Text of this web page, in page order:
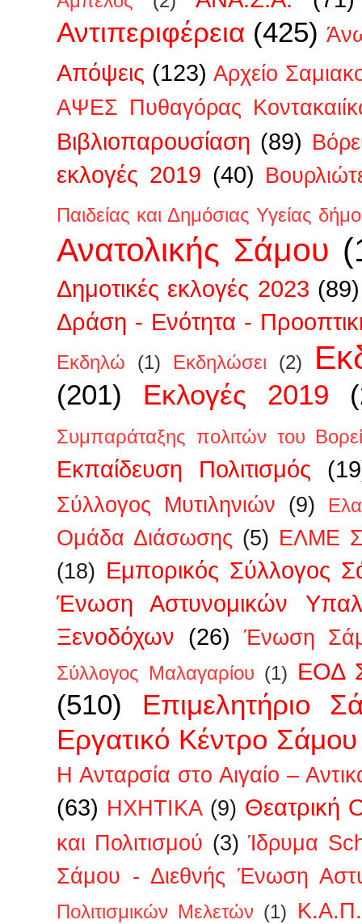
Αντιπεριφέρεια (425)
Απόψεις (123) Αρχείο
ΑΨΕΣ Πυθαγόρας
Βιβλιοπαρουσίαση (89)
εκλογές 2019 (40)
Παιδείας και Δημόσιας Υγείας
Ανατολικής Σάμου
Δημοτικές εκλογές 2023 (89)
Δράση - Ενότητα -
Εκδηλώ (1) Εκδηλώσει (2)
(201) Εκλογές 2019
Συμπαράταξης πολιτών του
Εκπαίδευση Πολιτισμός
Σύλλογος Μυτιληνιών (9)
Ομάδα Διάσωσης (5) ΕΛΜΕ
(18) Εμπορικός Σύλλογος
Ένωση Αστυνομικών
Ξενοδόχων (26) Ένωση
Σύλλογος Μαλαγαρίου (1) ΕΟΔ
(510)
Επιμελητήριο
Εργατικό Κέντρο Σάμου
Η Ανταρσία στο Αιγαίο –
(63) ΗΧΗΤΙΚΑ (9) Θεατρική
και Πολιτισμού (3) Ίδρυμα
Σάμου - Διεθνής Ένωση
Πολιτισμικών Μελετών (1)